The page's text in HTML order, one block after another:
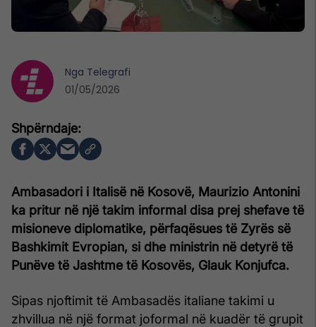
Ambasadori i Italisë në Kosovë, Maurizio Antonini
ka pritur në një takim informal disa prej shefave të
misioneve diplomatike, përfaqësues të Zyrës së
Bashkimit Evropian, si dhe ministrin në detyrë të
Punëve të Jashtme të Kosovës, Glauk Konjufca.
Sipas njoftimit të Ambasadës italiane takimi u
zhvillua në një format joformal në kuadër të grupit
Nga Telegrafi
01/05/2026